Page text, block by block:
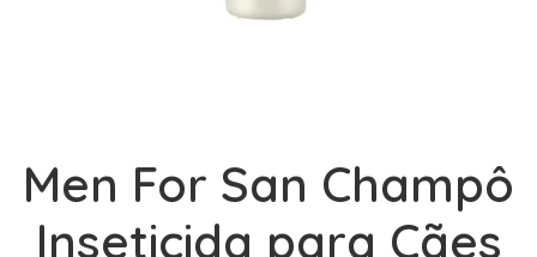
Men For San Champô
Inseticida para Cães